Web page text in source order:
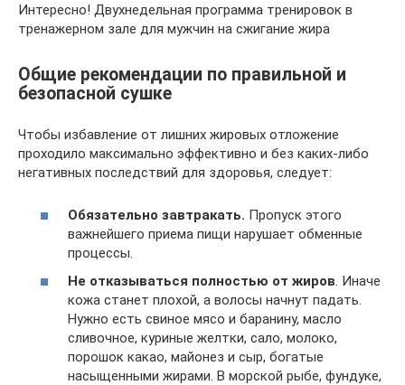
Интересно! Двухнедельная программа тренировок в
тренажерном зале для мужчин на сжигание жира
Общие рекомендации по правильной и
безопасной сушке
Чтобы избавление от лишних жировых отложение
проходило максимально эффективно и без каких-либо
негативных последствий для здоровья, следует:
Обязательно завтракать. Пропуск этого
важнейшего приема пищи нарушает обменные
процессы.
Не отказываться полностью от жиров. Иначе
кожа станет плохой, а волосы начнут падать.
Нужно есть свиное мясо и баранину, масло
сливочное, куриные желтки, сало, молоко,
порошок какао, майонез и сыр, богатые
насыщенными жирами. В морской рыбе, фундуке,